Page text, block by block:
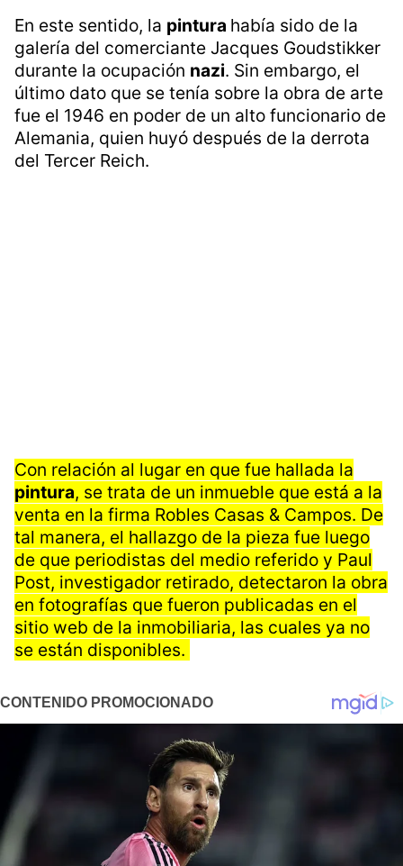
En este sentido, la pintura había sido de la
galería del comerciante Jacques Goudstikker
durante la ocupación nazi. Sin embargo, el
último dato que se tenía sobre la obra de arte
fue el 1946 en poder de un alto funcionario de
Alemania, quien huyó después de la derrota
del Tercer Reich.
Con relación al lugar en que fue hallada la
pintura, se trata de un inmueble que está a la
venta en la firma Robles Casas & Campos. De
tal manera, el hallazgo de la pieza fue luego
de que periodistas del medio referido y Paul
Post, investigador retirado, detectaron la obra
en fotografías que fueron publicadas en el
sitio web de la inmobiliaria, las cuales ya no
se están disponibles.